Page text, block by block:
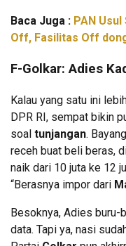
Baca Juga : PAN
Off, Fasilitas Off
F-Golkar:Adies
Kalau yang satu ini
DPR RI, sempat bikin
soal tunjangan.
receh buat beli beras,
naik dari 10 juta ke 12
“Berasnya impor dari
Besoknya, Adies buru-
data. Tapi ya, nasi